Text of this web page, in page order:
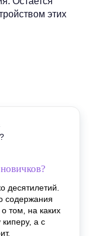
этих
десятилетий.
содержания
том, на каких
а с